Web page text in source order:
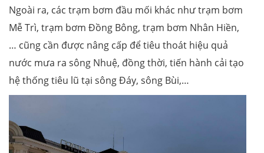
Ngoài ra, các trạm bơm đầu mối khác như trạm bơm
Mễ Trì, trạm bơm Đồng Bông, trạm bơm Nhân Hiền,
… cũng cần được nâng cấp để tiêu thoát hiệu quả
nước mưa ra sông Nhuệ, đồng thời, tiến hành cải tạo
hệ thống tiêu lũ tại sông Đáy, sông Bùi,…